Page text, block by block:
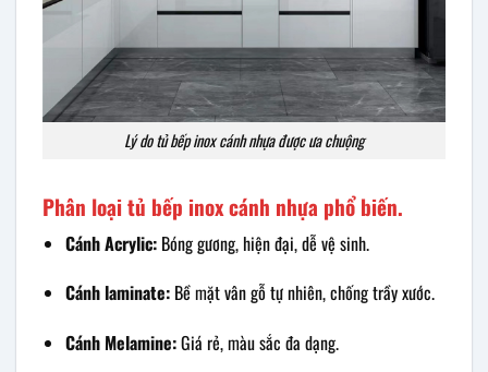
Lý do tủ bếp inox cánh nhựa được ưa chuộng
Phân loại tủ bếp inox cánh nhựa phổ biến.
Cánh Acrylic:Bóng gương, hiện đại, dễ vệ sinh.
Cánh laminate:Bề mặt vân gỗ tự nhiên, chống trầy xước.
Cánh Melamine:Giá rẻ, màu sắc đa dạng.